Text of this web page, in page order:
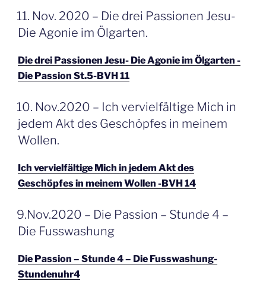
GEPLAATST
OP
11. Nov. 2020 – Die drei Passionen Jesu-
Die Agonie im Ölgarten.
Die drei Passionen Jesu- Die Agonie im Ölgarten -
Die Passion St.5-BVH 11
GEPLAATST
OP
10. Nov.2020 – Ich vervielfältige Mich in
jedem Akt des Geschöpfes in meinem
Wollen.
Ich vervielfältige Mich in jedem Akt des
Geschöpfes in meinem Wollen -BVH 14
GEPLAATST
OP
9.Nov.2020 – Die Passion – Stunde 4 –
Die Fusswashung
Die Passion – Stunde 4 – Die Fusswashung-
Stundenuhr4